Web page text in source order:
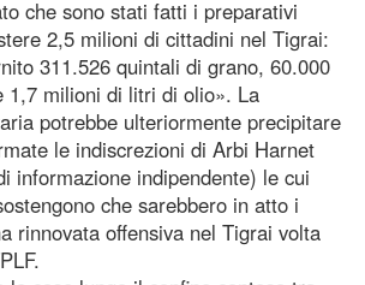
che sono stati fatti i preparativi
2,5 milioni di cittadini nel Tigrai:
311.526 quintali di grano, 60.000
1,7 milioni di litri di olio». La
potrebbe ulteriormente precipitare
le indiscrezioni di Arbi Harnet
informazione indipendente) le cui
che sarebbero in atto i
rinnovata offensiva nel Tigrai volta